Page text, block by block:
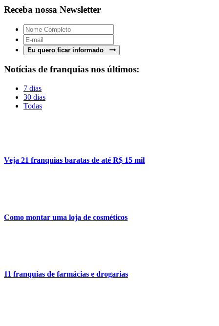
Receba nossa Newsletter
Eu quero ficar informado
Notícias de franquias nos últimos:
7 dias
30 dias
Todas
Veja 21 franquias baratas de até R$ 15 mil
Como montar uma loja de cosméticos
11 franquias de farmácias e drogarias